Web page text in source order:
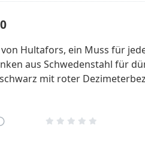
Hultafors, ein Muss für
aus Schwedenstahl für
mit roter